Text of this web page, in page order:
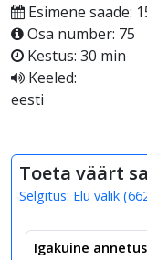
Esimene saade:
Osa number: 75
Kestus: 30 min
Keeled:
eesti
Toeta väärt
Selgitus: Elu valik (
Igakuine annetus